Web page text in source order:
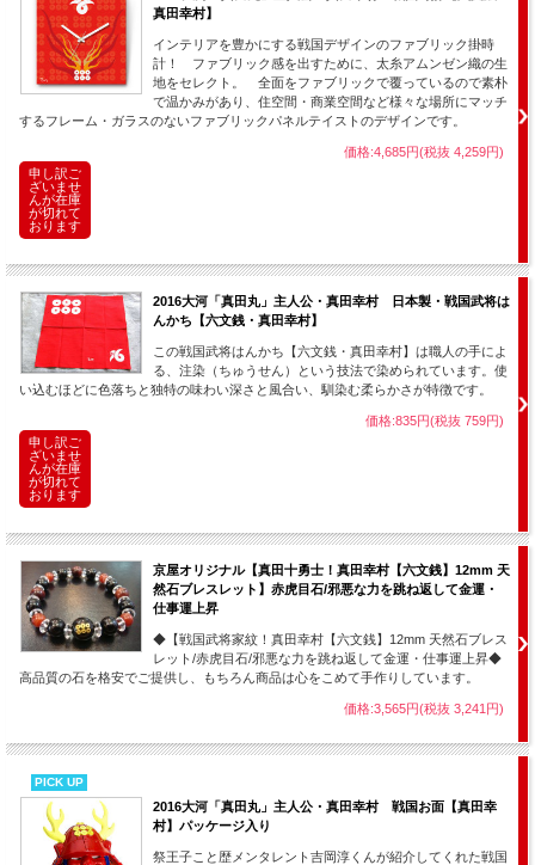
真田幸村】
インテリアを豊かにする戦国デザインのファブリック掛時
計！ ファブリック感を出すために、太糸アムンゼン織の生
地をセレクト。 全面をファブリックで覆っているので素朴
で温かみがあり、住空間・商業空間など様々な場所にマッチ
するフレーム・ガラスのないファブリックパネルテイストのデザインです。
価格:4,685円(税抜 4,259円)
申し訳ご
ざいませ
んが在庫
が切れて
おります
2016大河「真田丸」主人公・真田幸村 日本製・戦国武将は
んかち【六文銭・真田幸村】
この戦国武将はんかち【六文銭・真田幸村】は職人の手によ
る、注染（ちゅうせん）という技法で染められています。使
い込むほどに色落ちと独特の味わい深さと風合い、馴染む柔らかさが特徴です。
価格:835円(税抜 759円)
申し訳ご
ざいませ
んが在庫
が切れて
おります
京屋オリジナル【真田十勇士！真田幸村【六文銭】12mm 天
然石ブレスレット】赤虎目石/邪悪な力を跳ね返して金運・
仕事運上昇
◆【戦国武将家紋！真田幸村【六文銭】12mm 天然石ブレス
レット/赤虎目石/邪悪な力を跳ね返して金運・仕事運上昇◆
高品質の石を格安でご提供し、もちろん商品は心をこめて手作りしています。
価格:3,565円(税抜 3,241円)
PICK UP
2016大河「真田丸」主人公・真田幸村 戦国お面【真田幸
村】パッケージ入り
祭王子こと歴メンタレント吉岡淳くんが紹介してくれた戦国